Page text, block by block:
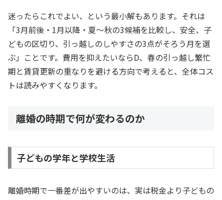
迷ったらこれでよい、という最小解もあります。それは
「3月前後・1月以降・夏〜秋の3候補を比較し、安全、子
どもの区切り、引っ越しのしやすさの3点がそろう月を選
ぶ」ことです。費用を抑えたいならD、春の引っ越し繁忙
期と賃貸更新の重なりを避ける方向で考えると、全体コス
トは読みやすくなります。
離婚の時期で何が変わるのか
子どもの学年と学校生活
離婚時期で一番差が出やすいのは、実は税金より子どもの